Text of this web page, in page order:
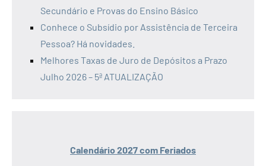
Secundário e Provas do Ensino Básico
Conhece o Subsídio por Assistência de Terceira
Pessoa? Há novidades.
Melhores Taxas de Juro de Depósitos a Prazo
Julho 2026 – 5ª ATUALIZAÇÃO
Calendário 2027 com Feriados